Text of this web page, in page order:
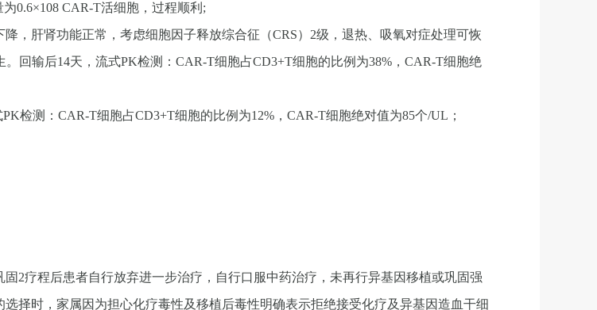
0.6×108 CAR-T活细胞，过程顺利;
，肝肾功能正常，考虑细胞因子释放综合征（CRS）2级，退热、吸氧对症处理可恢
回输后14天，流式PK检测：CAR-T细胞占CD3+T细胞的比例为38%，CAR-T细胞绝
检测：CAR-T细胞占CD3+T细胞的比例为12%，CAR-T细胞绝对值为85个/UL；
2疗程后患者自行放弃进一步治疗，自行口服中药治疗，未再行异基因移植或巩固强
择时，家属因为担心化疗毒性及移植后毒性明确表示拒绝接受化疗及异基因造血干细